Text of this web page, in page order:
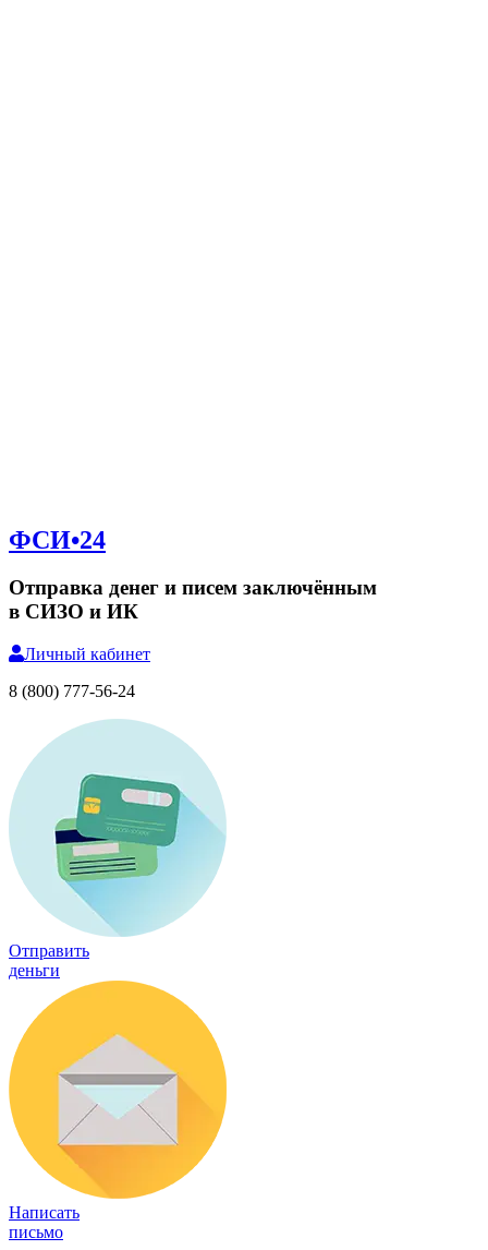
ФСИ•24
Отправка денег и писем заключённым
в СИЗО и ИК
Личный кабинет
8 (800) 777-56-24
Отправить
деньги
Написать
письмо